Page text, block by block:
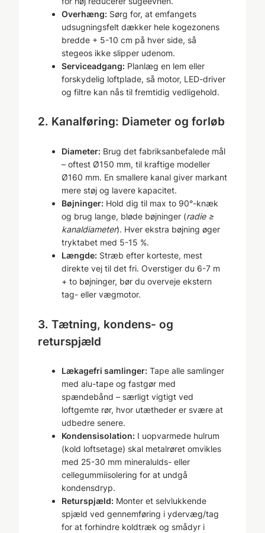
Overhæng: Sørg for, at emfangets
udsugningsfelt dækker hele kogezonens
bredde + 5-10 cm på hver side, så
stegeos ikke slipper udenom.
Serviceadgang: Planlæg en lem eller
forskydelig loftplade, så motor, LED-driver
og filtre kan nås til fremtidig vedligehold.
2. Kanalføring: Diameter og forløb
Diameter: Brug det fabriksanbefalede mål
– oftest Ø150 mm, til kraftige modeller
Ø160 mm. En smallere kanal giver markant
mere støj og lavere kapacitet.
Bøjninger: Hold dig til max to 90°-knæk
og brug lange, bløde bøjninger (radie ≥
kanaldiameter). Hver ekstra bøjning øger
tryktabet med 5-15 %.
Længde: Stræb efter korteste, mest
direkte vej til det fri. Overstiger du 6-7 m
+ to bøjninger, bør du overveje ekstern
tag- eller vægmotor.
3. Tætning, kondens- og
returspjæld
Lækagefri samlinger: Tape alle samlinger
med alu-tape og fastgør med
spændebånd – særligt vigtigt ved
loftgemte rør, hvor utætheder er svære at
udbedre senere.
Kondensisolation: I uopvarmede hulrum
(kold loftsetage) skal metalrøret omvikles
med 25-30 mm mineralulds- eller
cellegummiisolering for at undgå
kondensdryp.
Returspjæld: Monter et selvlukkende
spjæld ved gennemføring i ydervæg/tag
for at forhindre koldtræk og smådyr i